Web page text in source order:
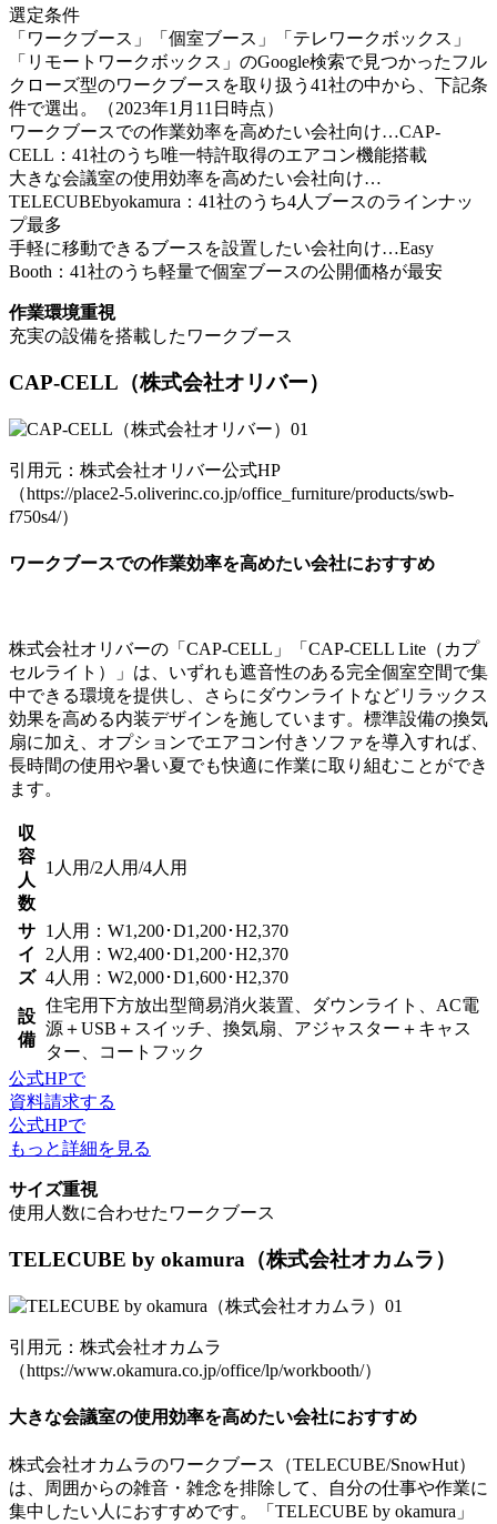
選定条件
「ワークブース」「個室ブース」「テレワークボックス」
「リモートワークボックス」のGoogle検索で見つかったフル
クローズ型のワークブースを取り扱う41社の中から、下記条
件で選出。（2023年1月11日時点）
ワークブースでの作業効率を高めたい会社向け…CAP-
CELL：41社のうち唯⼀特許取得のエアコン機能搭載
大きな会議室の使用効率を高めたい会社向け…
TELECUBEbyokamura：41社のうち4⼈ブースのラインナッ
プ最多
手軽に移動できるブースを設置したい会社向け…Easy
Booth：41社のうち軽量で個室ブースの公開価格が最安
作業環境重視
充実の設備を搭載したワークブース
CAP-CELL （株式会社オリバー）
引用元：株式会社オリバー公式HP
（https://place2-5.oliverinc.co.jp/office_furniture/products/swb-
f750s4/）
ワークブースでの作業効率を高めたい会社におすすめ
株式会社オリバーの「CAP-CELL」「CAP-CELL Lite（カプ
セルライト）」は、いずれも遮音性のある完全個室空間で集
中できる環境を提供し、さらにダウンライトなどリラックス
効果を高める内装デザインを施しています。標準設備の換気
扇に加え、オプションでエアコン付きソファを導入すれば、
長時間の使用や暑い夏でも快適に作業に取り組むことができ
ます。
収
容
人
数
1人用/2人用/4人用
サ
イ
ズ
1人用：W1,200･D1,200･H2,370
2人用：W2,400･D1,200･H2,370
4人用：W2,000･D1,600･H2,370
設
備
住宅用下方放出型簡易消火装置、ダウンライト、AC電
源＋USB＋スイッチ、換気扇、アジャスター＋キャス
ター、コートフック
公式HPで
資料請求する
公式HPで
もっと詳細を見る
サイズ重視
使用人数に合わせたワークブース
TELECUBE by okamura （株式会社オカムラ）
引用元：株式会社オカムラ
（https://www.okamura.co.jp/office/lp/workbooth/）
大きな会議室の使用効率を高めたい会社におすすめ
株式会社オカムラのワークブース（TELECUBE/SnowHut）
は、周囲からの雑音・雑念を排除して、自分の仕事や作業に
集中したい人におすすめです。「TELECUBE by okamura」